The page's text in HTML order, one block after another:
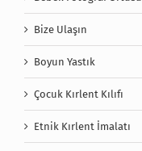
Bize Ulaşın
Boyun Yastık
Çocuk Kırlent Kılıfı
Etnik Kırlent İmalatı